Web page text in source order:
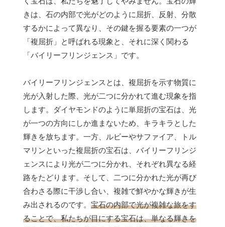
きは、石の内部で光がどのように屈折、反射、分散
するかによって異なり、その鍵を握る要素の一つが
「複屈折」と呼ばれる現象と、それに深く関わる
「バイリーフリンジェンス」です。
バイリーフリンジェンスとは、複屈折を示す物質に
光が入射した際、光が二つに分かれて進む現象を指
します。ダイヤモンドのように単屈折の宝石は、光
が一つの方向にしか進まないため、キラキラとした
輝きを放ちます。一方、ルビーやサファイア、トル
マリンといった複屈折の宝石は、バイリーフリンジ
ェンスにより光が二つに分かれ、それぞれ異なる経
路をたどります。そして、二つに分かれた光が再び
合わさる際に干渉し合い、複雑で鮮やかな輝きが生
み出されるのです。 宝石の内部で光が複雑な旅をす
ることで、私たちが目にする宝石は、単なる輝きを